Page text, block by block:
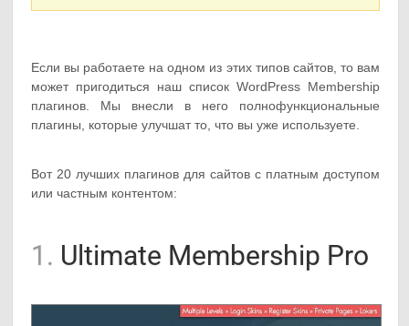
Если вы работаете на одном из этих типов сайтов, то вам
может пригодиться наш список WordPress Membership
плагинов. Мы внесли в него полнофункциональные
плагины, которые улучшат то, что вы уже используете.
Вот 20 лучших плагинов для сайтов с платным доступом
или частным контентом:
1. Ultimate Membership Pro